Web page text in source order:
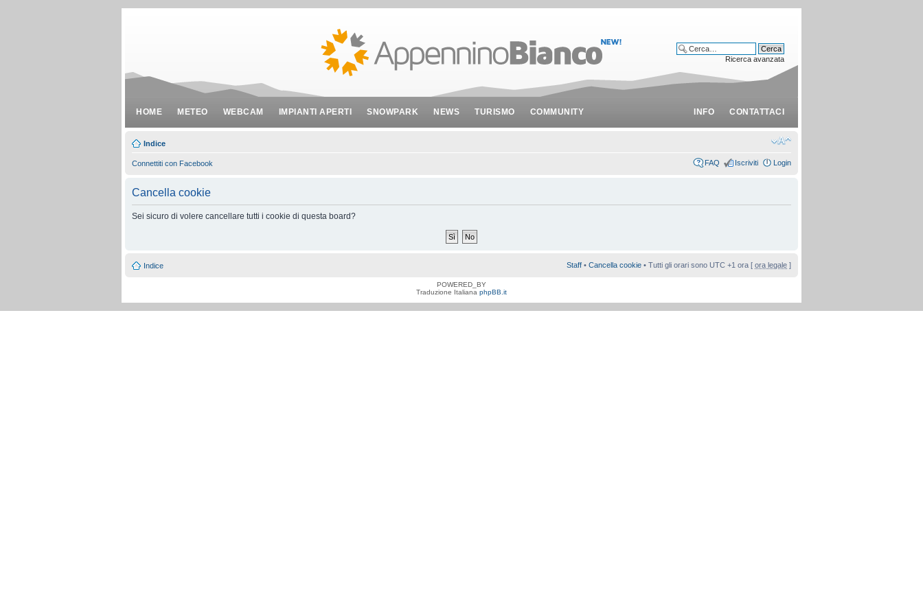
HOME METEO WEBCAM IMPIANTI APERTI SNOWPARK NEWS TURISMO COMMUNITY INFO CONTATTACI
Ricerca avanzata
Indice
Connettiti con Facebook FAQ Iscriviti Login
Cancella cookie
Sei sicuro di volere cancellare tutti i cookie di questa board?
Indice Staff • Cancella cookie • Tutti gli orari sono UTC +1 ora [ ora legale ]
POWERED_BY
Traduzione Italiana phpBB.it